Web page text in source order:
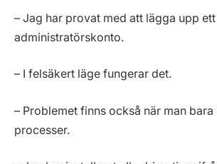
– Jag har provat med att lägga upp
administratörskonto.
– I felsäkert läge fungerar det.
– Problemet finns också när man
processer.